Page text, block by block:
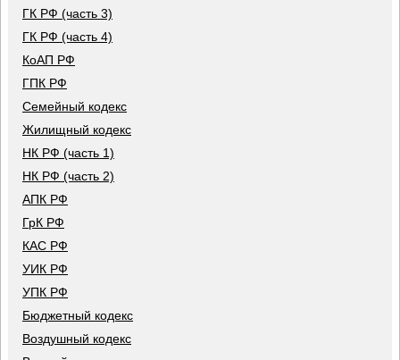
ГК РФ (часть 3)
ГК РФ (часть 4)
КоАП РФ
ГПК РФ
Семейный кодекс
Жилищный кодекс
НК РФ (часть 1)
НК РФ (часть 2)
АПК РФ
ГрК РФ
КАС РФ
УИК РФ
УПК РФ
Бюджетный кодекс
Воздушный кодекс